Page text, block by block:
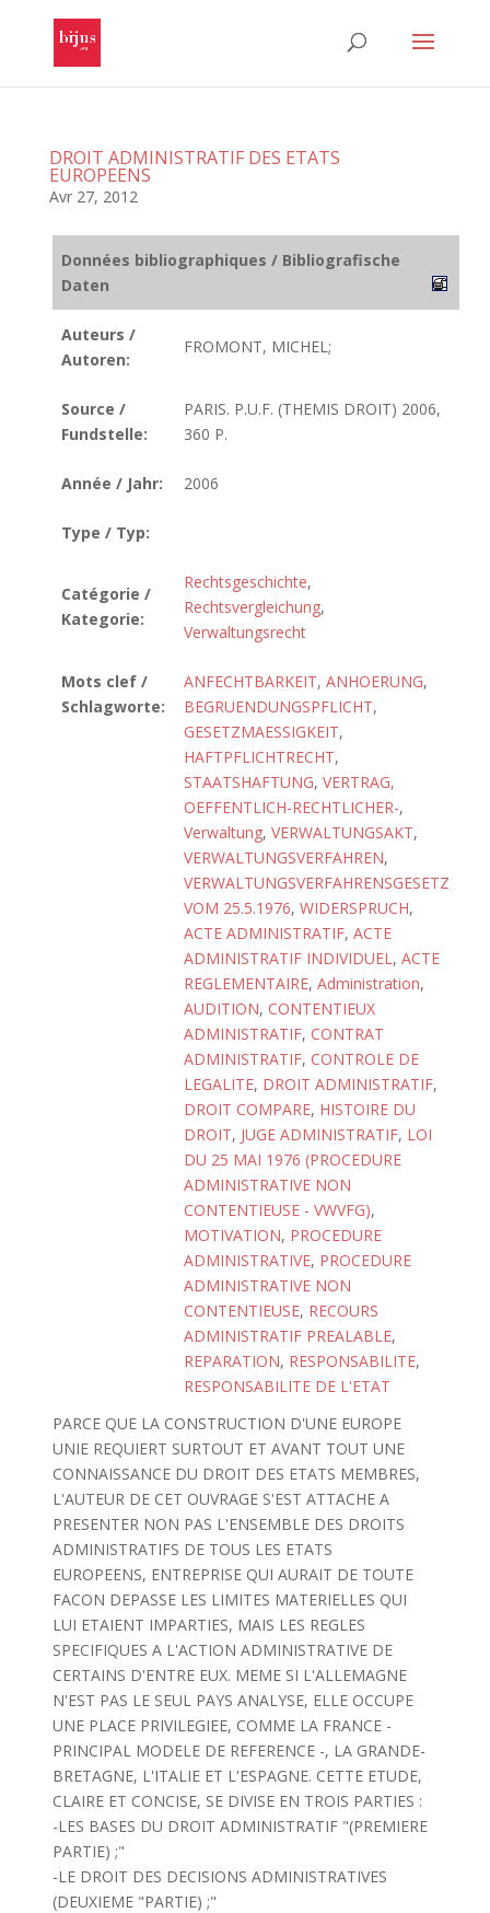
DROIT ADMINISTRATIF DES ETATS
EUROPEENS
Avr 27, 2012
Données bibliographiques / Bibliografische
Daten
Auteurs /
Autoren:
FROMONT, MICHEL;
Source /
Fundstelle:
PARIS. P.U.F. (THEMIS DROIT) 2006,
360 P.
Année / Jahr: 2006
Type / Typ:
Catégorie /
Kategorie:
Rechtsgeschichte,
Rechtsvergleichung,
Verwaltungsrecht
Mots clef /
Schlagworte:
ANFECHTBARKEIT, ANHOERUNG,
BEGRUENDUNGSPFLICHT,
GESETZMAESSIGKEIT,
HAFTPFLICHTRECHT,
STAATSHAFTUNG, VERTRAG,
OEFFENTLICH-RECHTLICHER-,
Verwaltung, VERWALTUNGSAKT,
VERWALTUNGSVERFAHREN,
VERWALTUNGSVERFAHRENSGESETZ
VOM 25.5.1976, WIDERSPRUCH,
ACTE ADMINISTRATIF, ACTE
ADMINISTRATIF INDIVIDUEL, ACTE
REGLEMENTAIRE, Administration,
AUDITION, CONTENTIEUX
ADMINISTRATIF, CONTRAT
ADMINISTRATIF, CONTROLE DE
LEGALITE, DROIT ADMINISTRATIF,
DROIT COMPARE, HISTOIRE DU
DROIT, JUGE ADMINISTRATIF, LOI
DU 25 MAI 1976 (PROCEDURE
ADMINISTRATIVE NON
CONTENTIEUSE - VWVFG),
MOTIVATION, PROCEDURE
ADMINISTRATIVE, PROCEDURE
ADMINISTRATIVE NON
CONTENTIEUSE, RECOURS
ADMINISTRATIF PREALABLE,
REPARATION, RESPONSABILITE,
RESPONSABILITE DE L'ETAT
PARCE QUE LA CONSTRUCTION D'UNE EUROPE
UNIE REQUIERT SURTOUT ET AVANT TOUT UNE
CONNAISSANCE DU DROIT DES ETATS MEMBRES,
L'AUTEUR DE CET OUVRAGE S'EST ATTACHE A
PRESENTER NON PAS L'ENSEMBLE DES DROITS
ADMINISTRATIFS DE TOUS LES ETATS
EUROPEENS, ENTREPRISE QUI AURAIT DE TOUTE
FACON DEPASSE LES LIMITES MATERIELLES QUI
LUI ETAIENT IMPARTIES, MAIS LES REGLES
SPECIFIQUES A L'ACTION ADMINISTRATIVE DE
CERTAINS D'ENTRE EUX. MEME SI L'ALLEMAGNE
N'EST PAS LE SEUL PAYS ANALYSE, ELLE OCCUPE
UNE PLACE PRIVILEGIEE, COMME LA FRANCE -
PRINCIPAL MODELE DE REFERENCE -, LA GRANDE-
BRETAGNE, L'ITALIE ET L'ESPAGNE. CETTE ETUDE,
CLAIRE ET CONCISE, SE DIVISE EN TROIS PARTIES :
-LES BASES DU DROIT ADMINISTRATIF "(PREMIERE
PARTIE) ;"
-LE DROIT DES DECISIONS ADMINISTRATIVES
(DEUXIEME "PARTIE) ;"